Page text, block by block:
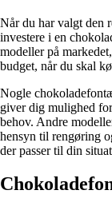
Når du har valgt den
investere i en
modeller på
budget, når du skal
Nogle
giver dig mulighed
behov. Andre
hensyn til rengøring
der passer til din